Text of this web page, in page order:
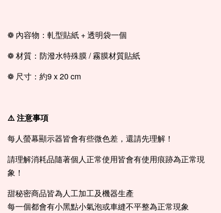
❁ 內容物：軋型貼紙 + 透明袋一個
❁ 材質：防潑水特殊膜 / 霧膜材質貼紙
❁ 尺寸：約9 x 20 cm
⚠️ 注意事項
每人螢幕顯示器皆會有些微色差，還請先理解！
請理解消耗品隨著個人正常使用皆會有使用痕跡為正常現
象！
甜秘密商品皆為人工加工及機器生產
每一個都會有小黑點小氣泡或車縫不平整為正常現象